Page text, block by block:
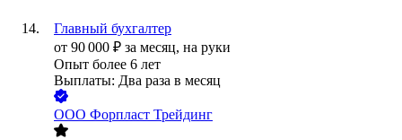
Главный бухгалтер
от 90 000 ₽ за месяц, на руки
Опыт более 6 лет
Выплаты: Два раза в месяц
ООО Форпласт Трейдинг